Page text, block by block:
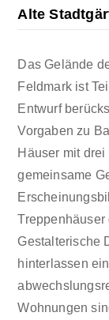
Alte
Das Gelände
Feldmark ist
Entwurf
Vorgaben zu
Häuser mit
gemeinsame
Gestalterische
hinterlassen
Wohnungen